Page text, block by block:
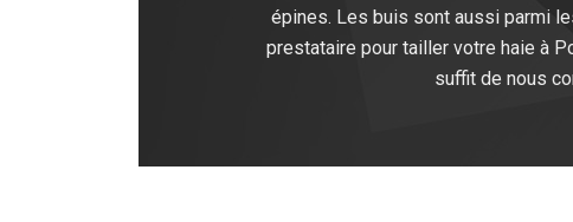
épines. Les buis sont aussi parmi
prestataire pour tailler votre haie à
suffit de nous